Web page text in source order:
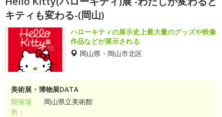
キティも変わる-(岡山)
ハローキティの展示史上最大量のグッズや映像
作品などが展示される
岡山県・岡山市北区
美術展・博物展DATA
開催場
所：
岡山県立美術館